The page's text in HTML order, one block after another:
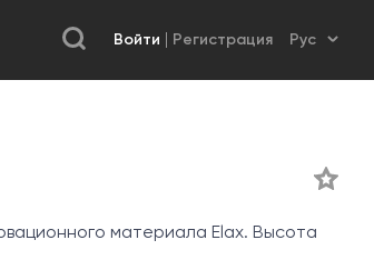
Войти Регистрация
материала Elax. Высота